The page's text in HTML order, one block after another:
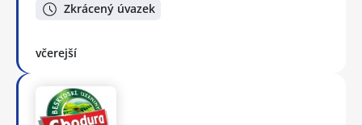
Zkrácený úvazek
včerejší